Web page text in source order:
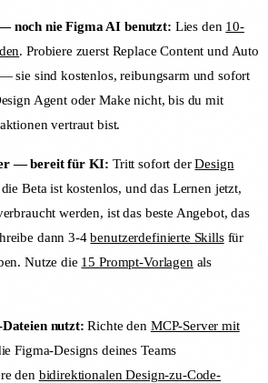
noch nie Figma AI benutzt: Lies den 10-
. Probiere zuerst Replace Content und Auto
sie sind kostenlos, reibungsarm und sofort
Agent oder Make nicht, bis du mit
vertraut bist.
— bereit für KI: Tritt sofort derDesign
Beta ist kostenlos, und das Lernen jetzt,
werden, ist das beste Angebot, das
dann 3-4benutzerdefinierte Skillsfür
Nutze die 15 Prompt-Vorlagen als
nutzt: Richte den MCP-Server mit
Figma-Designs deines Teams
den bidirektionalen Design-zu-Code-